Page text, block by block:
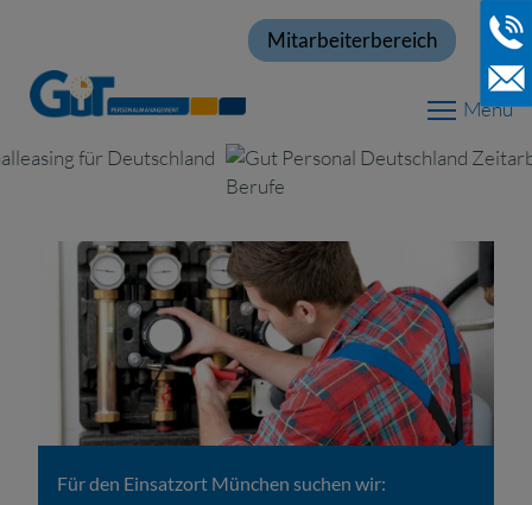
Mitarbeiterbereich
Menu
Für den Einsatzort München suchen wir: